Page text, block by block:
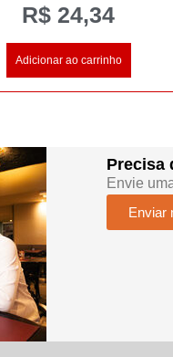
R$ 24,34
Adicionar ao carrinho
Precisa
Envie
Enviar